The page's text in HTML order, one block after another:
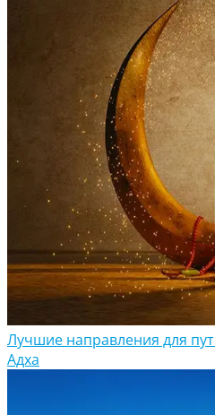
Лучшие направления для
Адха